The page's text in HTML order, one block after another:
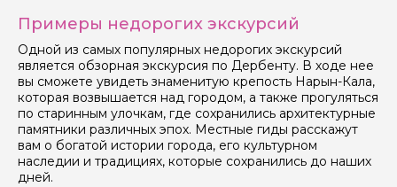
Примеры недорогих экскурсий
Одной из самых популярных недорогих экскурсий
является обзорная экскурсия по Дербенту. В ходе нее
вы сможете увидеть знаменитую крепость Нарын-Кала,
которая возвышается над городом, а также прогуляться
по старинным улочкам, где сохранились архитектурные
памятники различных эпох. Местные гиды расскажут
вам о богатой истории города, его культурном
наследии и традициях, которые сохранились до наших
дней.
Ваш номер телефона
Вопросы и комментарии
Если у вас есть интересующие вопросы, можете их
задать